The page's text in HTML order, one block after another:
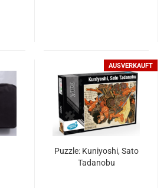
AUSVERKAUFT
Puzzle: Kuniyoshi, Sato
Tadanobu